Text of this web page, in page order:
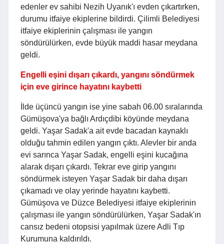
edenler ev sahibi Nezih Uyanık'ı evden çıkartırken,
durumu itfaiye ekiplerine bildirdi. Çilimli Belediyesi
itfaiye ekiplerinin çalışması ile yangın
söndürülürken, evde büyük maddi hasar meydana
geldi.
Engelli eşini dışarı çıkardı, yangını söndürmek
için eve girince hayatını kaybetti
İlde üçüncü yangın ise yine sabah 06.00 sıralarında
Gümüşova'ya bağlı Ardıçdibi köyünde meydana
geldi. Yaşar Sadak'a ait evde bacadan kaynaklı
olduğu tahmin edilen yangın çıktı. Alevler bir anda
evi sarınca Yaşar Sadak, engelli eşini kucağına
alarak dışarı çıkardı. Tekrar eve girip yangını
söndürmek isteyen Yaşar Sadak bir daha dışarı
çıkamadı ve olay yerinde hayatını kaybetti.
Gümüşova ve Düzce Belediyesi itfaiye ekiplerinin
çalışması ile yangın söndürülürken, Yaşar Sadak'ın
cansız bedeni otopsisi yapılmak üzere Adli Tıp
Kurumuna kaldırıldı.